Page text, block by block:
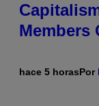
Members
hace 5 horasPor